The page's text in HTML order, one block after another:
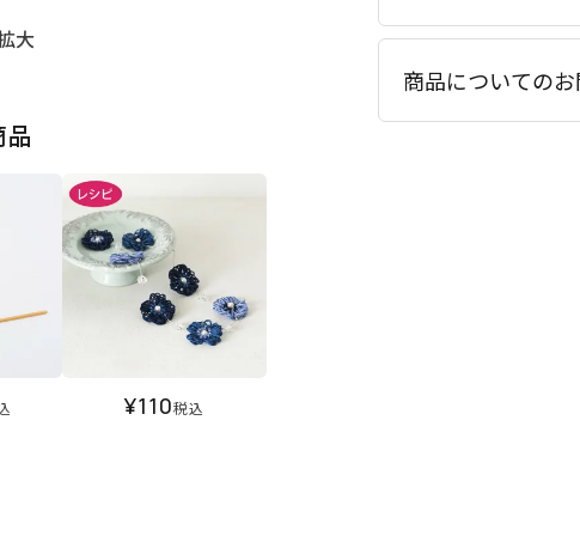
大
¥110税込
商品についての